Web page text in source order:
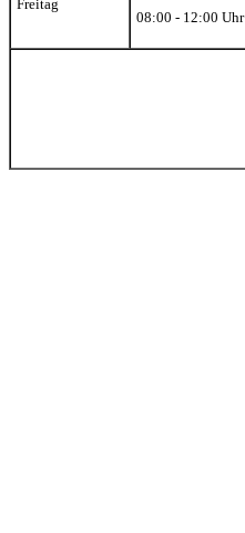
Freitag
08:00 - 12:00 Uhr